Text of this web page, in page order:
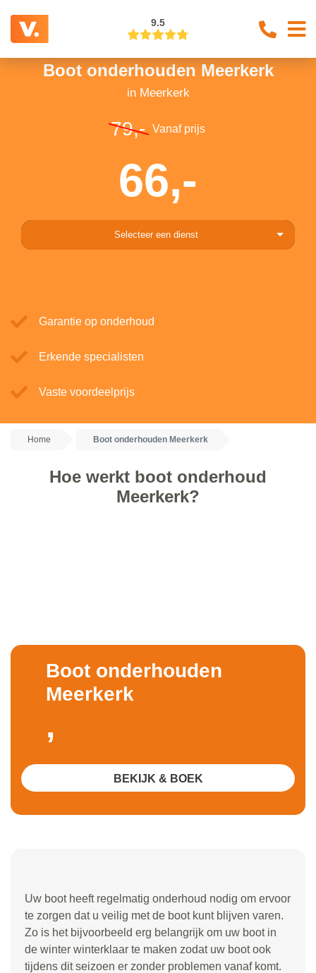
9.5
Boot onderhouden Meerkerk
in Meerkerk
79,- Vanaf prijs
66,-
Selecteer een dienst
Garantie op onderhoud
Erkende specialisten
Vaste voordeelprijs
Home Boot onderhouden Meerkerk
Hoe werkt boot onderhoud
Meerkerk?
Uw boot heeft regelmatig onderhoud nodig om ervoor
te zorgen dat u veilig met de boot kunt blijven varen.
Zo is het bijvoorbeeld erg belangrijk om uw boot in
de winter winterklaar te maken zodat uw boot ook
tijdens dit seizoen er zonder problemen vanaf komt.
Boot onderhouden
Meerkerk
,
BEKIJK & BOEK